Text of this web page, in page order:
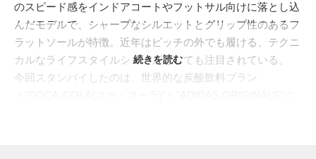
のスピード感をインドアコートやフットサル向けに落とし込
んだモデルで、シャープなシルエットとグリップ性のあるフ
ラットソールが特徴。近年はピッチの外でも履ける、テクニ
カルなライフスタイルシューズとしても注目されている。
今回スタンバイしたのは、世界的な炭酸飲料ブラン
続きを読む